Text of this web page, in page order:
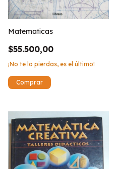
Matematicas
$55.500,00
¡No te lo pierdas, es el último!